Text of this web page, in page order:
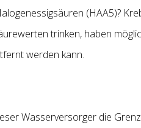
(HAA5)?
trinken, haben
werden kann.
Wasserversorger die